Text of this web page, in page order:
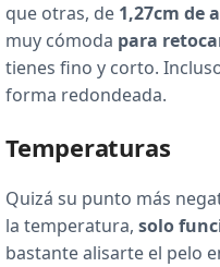
que otras, de 1,27cm de
muy cómoda para
tienes fino y corto.
forma redondeada.
Temperaturas
Quizá su punto más
la temperatura, solo
bastante alisarte el pelo